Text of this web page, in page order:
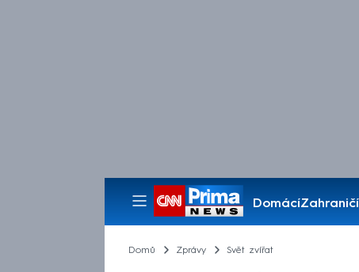
DomácíZahraničí
Pořady
Domů Zprávy Svět zvířat